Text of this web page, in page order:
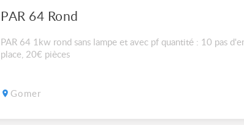
PAR 64 Rond
PAR 64 1kw rond sans lampe et avec pf quantité : 10 pas
place, 20€ pièces
Gomer